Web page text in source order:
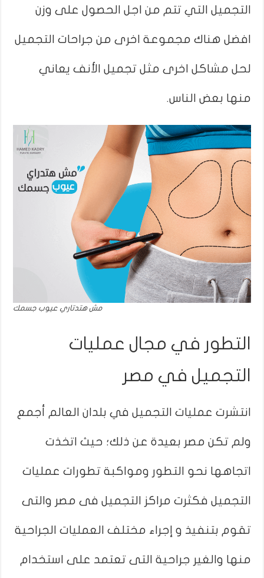
التجميل التي تتم من اجل الحصول على وزن
افضل هناك مجموعة اخرى من جراحات التجميل
لحل مشاكل اخرى مثل تجميل الأنف يعاني
منها بعض الناس.
مش هتدتاري عيوب جسمك
التطور في مجال عمليات
التجميل في مصر
انتشرت عمليات التجميل في بلدان العالم أجمع
ولم تكن مصر بعيدة عن ذلك؛ حيث اتخذت
اتجاهها نحو التطور ومواكبة تطورات عمليات
التجميل فكثرت مراكز التجميل فى مصر والتى
تقوم بتنفيذ و إجراء مختلف العمليات الجراحية
منها والغير جراحية التى تعتمد على استخدام